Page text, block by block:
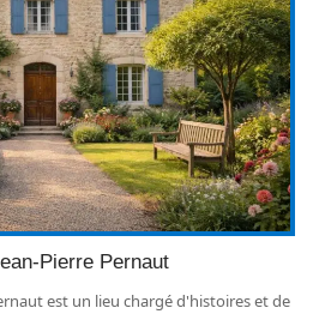
Pierre Pernaut
est un lieu chargé d'histoires et de